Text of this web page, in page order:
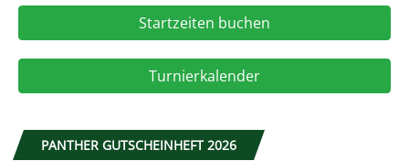
Startzeiten buchen
Turnierkalender
PANTHER GUTSCHEINHEFT 2026